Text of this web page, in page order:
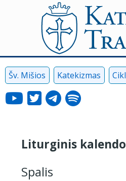
Šv. Mišios Katekizmas
Liturginis
Spalis